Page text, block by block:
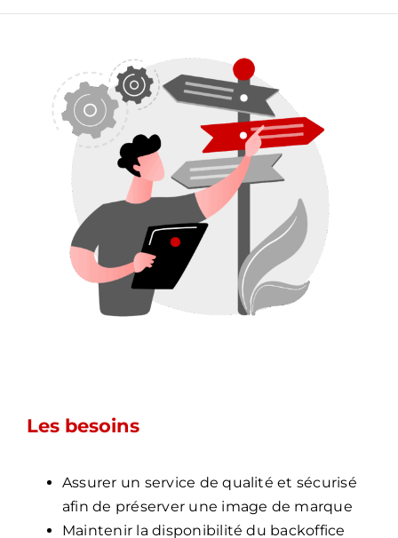
Les besoins
Assurer un service de qualité et sécurisé
afin de préserver une image de marque
Maintenir la disponibilité du backoffice